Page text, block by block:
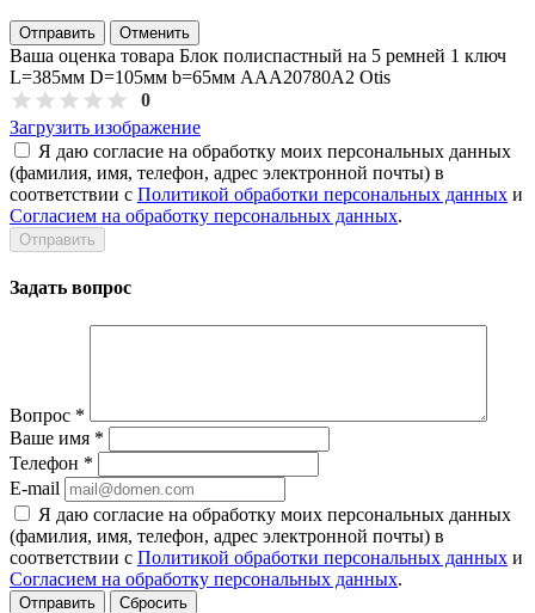
Отправить Отменить
Ваша оценка товара Блок полиспастный на 5 ремней 1 ключ
L=385мм D=105мм b=65мм AAA20780A2 Otis
0
Загрузить изображение
Я даю согласие на обработку моих персональных данных
(фамилия, имя, телефон, адрес электронной почты) в
соответствии с Политикой обработки персональных данных и
Согласием на обработку персональных данных.
Задать вопрос
Вопрос *
Ваше имя *
Телефон *
E-mail
Я даю согласие на обработку моих персональных данных
(фамилия, имя, телефон, адрес электронной почты) в
соответствии с Политикой обработки персональных данных и
Согласием на обработку персональных данных.
Сбросить